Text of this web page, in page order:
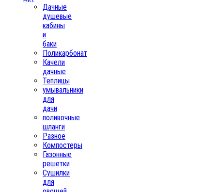
Дачные
душевые
кабины
и
баки
Поликарбонат
Качели
дачные
Теплицы
умывальники
для
дачи
поливочные
шланги
Разное
Компостеры
Газонные
решетки
Сушилки
для